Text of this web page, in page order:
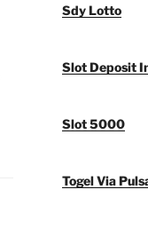
Sdy Lotto
Slot Deposit
Slot 5000
Togel Via